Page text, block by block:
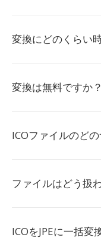
変換にどのくらい
変換は無料ですか？
ICOファイルのど
ファイルはどう扱
ICOをJPEに一括変